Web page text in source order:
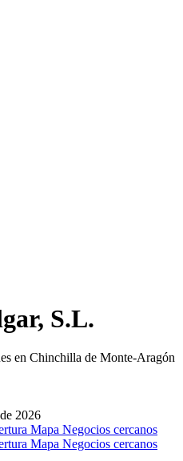
S.L.
en Chinchilla de Monte-Aragón
2026
Mapa Negocios cercanos
Mapa Negocios cercanos